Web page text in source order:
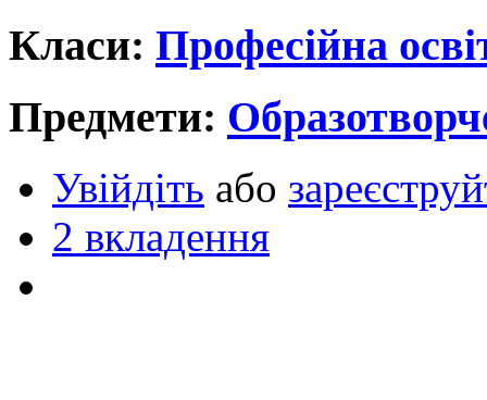
Класи: Професійна
Предмети:
Увійдіть або
2 вкладення